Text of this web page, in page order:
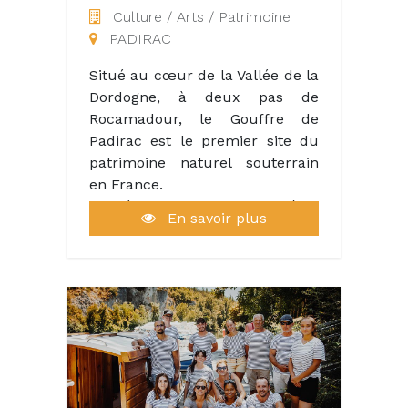
canoë Kayak, vélos, VTT.. de
nombreuses activités pour tous.
Culture / Arts / Patrimoine
PADIRAC
Situé au cœur de la Vallée de la
Dordogne, à deux pas de
Rocamadour, le Gouffre de
Padirac est le premier site du
patrimoine naturel souterrain
en France.
Cavité naturelle d’un diamètre
de 33 mètres et d’une
début des vacances de Pâques
jusqu’à la fin des vacances de la
Toussaint. Plus de 25 millions
de visiteurs se sont émerveillés
devant cette curiosité
géologique majeure en Europe,
En savoir plus